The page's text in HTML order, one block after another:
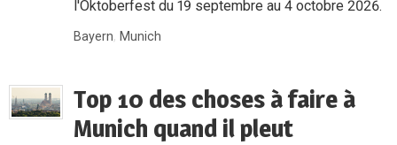
l'Oktoberfest du 19 septembre au 4 octobre 2026.
Bayern, Munich
Top 10 des choses à faire à
Munich quand il pleut